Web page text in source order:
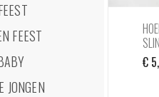
€
FEEST
JONGEN